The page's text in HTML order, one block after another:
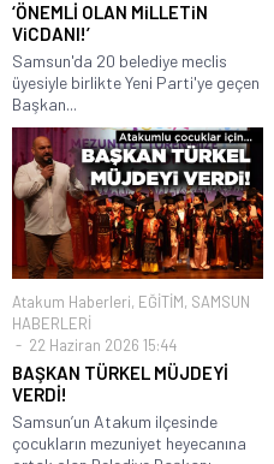
‘ÖNEMLİ OLAN MiLLETiN
ViCDANI!’
Samsun'da 20 belediye meclis
üyesiyle birlikte Yeni Parti'ye geçen
Başkan...
Atakum Haberleri, EĞİTİM, SAMSUN
HABERLERİ
22 Haziran 2026 15:44
BAŞKAN TÜRKEL MÜJDEYİ
VERDİ!
Samsun’un Atakum ilçesinde
çocukların mezuniyet heyecanına